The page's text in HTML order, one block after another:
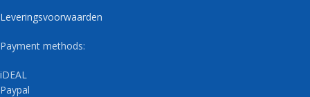
Leveringsvoorwaarden
Payment methods:
iDEAL
Paypal